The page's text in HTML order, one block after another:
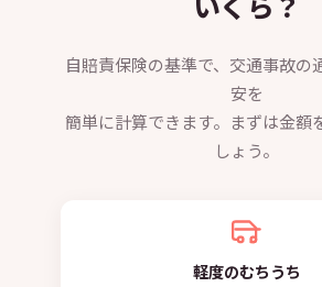
自賠責保険の基準で、交通事故の
安を
簡単に計算できます。まずは金額
しょう。
軽度のむちうち